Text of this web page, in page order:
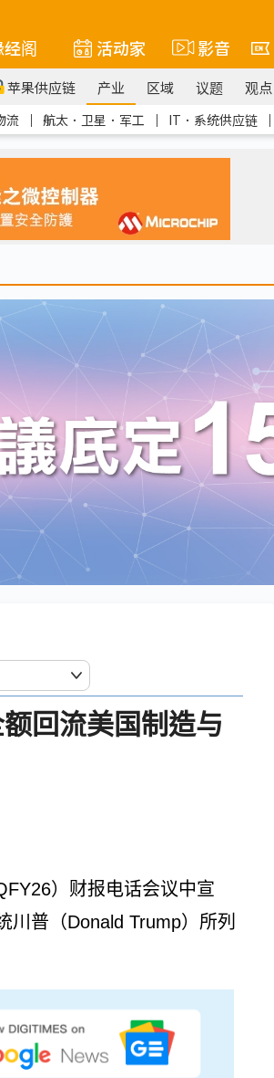
经阁 活动家 影音
苹果供应链 产业 区域 议题 观点
流 ｜ 航太．卫星．军工 ｜ IT．系统供应链 ｜
回流美国制造与
）财报电话会议中宣
普（Donald Trump）所列